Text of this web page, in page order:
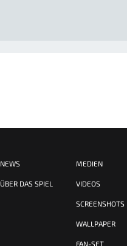
NEWS
ÜBER DAS SPIEL
MEDIEN
VIDEOS
SCREENSHOTS
WALLPAPER
FAN-SET